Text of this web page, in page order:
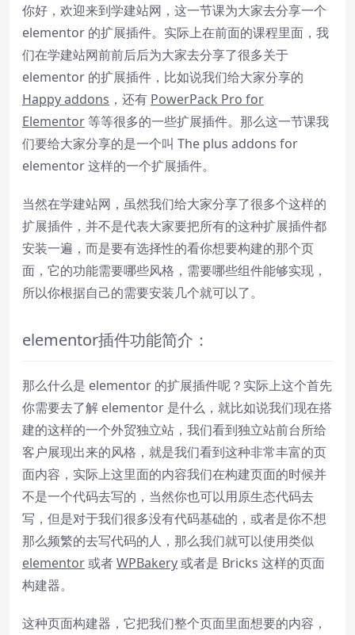
Loaded:0%
Stream Type LIVE
Seek to live, currently behind liveLIVE
Remaining Time
0:00
1x
Playback Rate
Chapters
Descriptions
descriptions off, selected
Subtitles
subtitles settings, opens subtitles
settings dialog
Audio Track
Picture-in-Picture
Fullscreen
This is a modal window.
Beginning of dialog window. Escape will
cancel and close the window.
Text
Color
Transparency
Background
Transparency
Window
你好，欢迎来到学建站网，这一节课为大家去分享一个
elementor 的扩展插件。实际上在前面的课程里面，我
们在学建站网前前后后为大家去分享了很多关于
elementor 的扩展插件，比如说我们给大家分享的
Happyaddons ，还有 PowerPack Pro for
Elementor 等等很多的一些扩展插件。那么这一节课我
们要给大家分享的是一个叫 The plus addons for
elementor 这样的一个扩展插件。
当然在学建站网，虽然我们给大家分享了很多个这样的
扩展插件，并不是代表大家要把所有的这种扩展插件都
安装一遍，而是要有选择性的看你想要构建的那个页
面，它的功能需要哪些风格，需要哪些组件能够实现，
所以你根据自己的需要安装几个就可以了。
elementor插件功能简介：
那么什么是 elementor 的扩展插件呢？实际上这个首先
你需要去了解 elementor 是什么，就比如说我们现在搭
建的这样的一个外贸独立站，我们看到独立站前台所给
客户展现出来的风格，就是我们看到这种非常丰富的页
面内容，实际上这里面的内容我们在构建页面的时候并
不是一个代码去写的，当然你也可以用原生态代码去
写，但是对于我们很多没有代码基础的，或者是你不想
那么频繁的去写代码的人，那么我们就可以使用类似
elementor或者WPBakery或者是 Bricks 这样的页面
构建器。
这种页面构建器，它把我们整个页面里面想要的内容，